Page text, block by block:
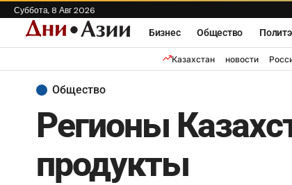
Суббота, 8 Авг 2026
Бизнес
Общество
Казахстан новости
Общество
Регионы
продукты